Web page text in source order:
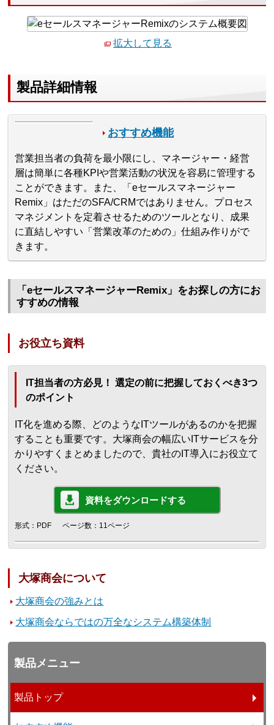
拡大して見る
製品詳細情報
おすすめ機能
営業担当者の負荷を最小限にし、マネージャー・経営
層は簡単に各種KPIや営業活動の状況を容易に管理する
ことができます。また、「eセールスマネージャー
Remix」はただのSFA/CRMではありません。プロセス
マネジメントを定着させるためのツールとなり、成果
に直結しやすい「営業改革のための」仕組み作りがで
きます。
「eセールスマネージャーRemix」をお探しの方にお
すすめの情報
お役立ち資料
IT担当者の方必見！ 選定の前に把握しておくべき3つ
のポイント
IT化を進める際、どのようなITツールがあるのかを把握
することも重要です。大塚商会の幅広いITサービスを分
かりやすくまとめましたので、貴社のIT導入にお役立て
ください。
資料をダウンロードする
形式：PDF ページ数：11ページ
大塚商会について
大塚商会の強みとは
大塚商会ならではの万全なシステム構築体制
製品メニュー
製品トップ